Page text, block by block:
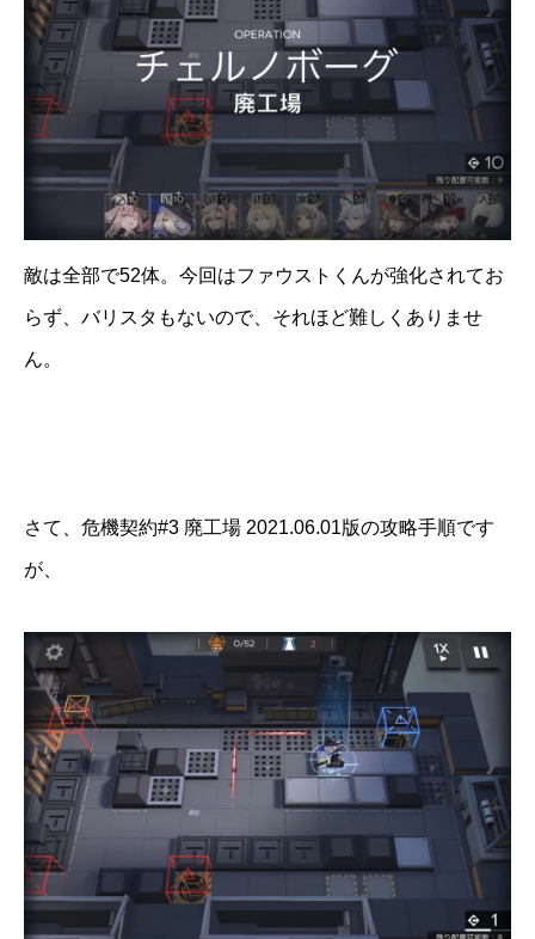
敵は全部で52体。今回はファウストくんが強化されてお
らず、バリスタもないので、それほど難しくありませ
ん。
さて、危機契約#3 廃工場 2021.06.01版の攻略手順です
が、